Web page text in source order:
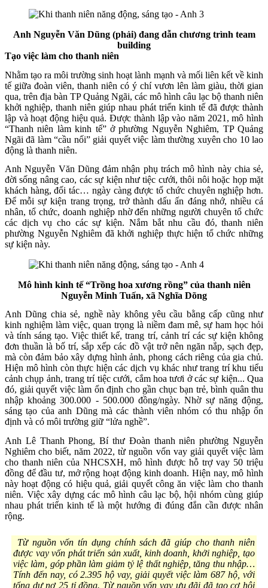
Anh Nguyễn Văn Dũng (phải) đang dẫn chương trình team
building
Tạo việc làm cho thanh niên
Nhằm tạo ra môi trường sinh hoạt lành mạnh và mối liên kết về kinh
tế giữa đoàn viên, thanh niên có ý chí vươn lên làm giàu, thời gian
qua, trên địa bàn TP Quảng Ngãi, các mô hình câu lạc bộ thanh niên
khởi nghiệp, thanh niên giúp nhau phát triển kinh tế đã được thành
lập và hoạt động hiệu quả. Được thành lập vào năm 2021, mô hình
“Thanh niên làm kinh tế” ở phường Nguyễn Nghiêm, TP Quảng
Ngãi đã làm “cầu nối” giải quyết việc làm thường xuyên cho 10 lao
động là thanh niên.
Anh Nguyễn Văn Dũng đảm nhận phụ trách mô hình này chia sẻ,
đời sống nâng cao, các sự kiện như tiệc cưới, thôi nôi hoặc họp mặt
khách hàng, đối tác… ngày càng được tổ chức chuyên nghiệp hơn.
Ðể mỗi sự kiện trang trọng, trở thành dấu ấn đáng nhớ, nhiều cá
nhân, tổ chức, doanh nghiệp nhờ đến những người chuyên tổ chức
các dịch vụ cho các sự kiện. Nắm bắt nhu cầu đó, thanh niên
phường Nguyễn Nghiêm đã khởi nghiệp thực hiện tổ chức những
sự kiện này.
Mô hình kinh tế “Trồng hoa xương rồng” của thanh niên
Nguyễn Minh Tuấn, xã Nghĩa Dõng
Anh Dũng chia sẻ, nghề này không yêu cầu bằng cấp cũng như
kinh nghiệm làm việc, quan trọng là niềm đam mê, sự ham học hỏi
và tính sáng tạo. Việc thiết kế, trang trí, cảnh trí các sự kiện không
đơn thuần là bố trí, sắp xếp các đồ vật trở nên ngăn nắp, sạch đẹp,
mà còn đảm bảo xây dựng hình ảnh, phong cách riêng của gia chủ.
Hiện mô hình còn thực hiện các dịch vụ khác như trang trí khu tiểu
cảnh chụp ảnh, trang trí tiệc cưới, cắm hoa tươi ở các sự kiện... Qua
đó, giải quyết việc làm ổn định cho gần chục bạn trẻ, bình quân thu
nhập khoảng 300.000 - 500.000 đồng/ngày. Nhờ sự năng động,
sáng tạo của anh Dũng mà các thành viên nhóm có thu nhập ổn
định và có môi trường giữ “lửa nghề”.
Anh Lê Thanh Phong, Bí thư Đoàn thanh niên phường Nguyễn
Nghiêm cho biết, năm 2022, từ nguồn vốn vay giải quyết việc làm
cho thanh niên của NHCSXH, mô hình được hỗ trợ vay 50 triệu
đồng để đầu tư, mở rộng hoạt động kinh doanh. Hiện nay, mô hình
này hoạt động có hiệu quả, giải quyết công ăn việc làm cho thanh
niên. Việc xây dựng các mô hình câu lạc bộ, hội nhóm cùng giúp
nhau phát triển kinh tế là một hướng đi đúng đắn cần được nhân
rộng.
Từ nguồn vốn tín dụng chính sách đã giúp cho thanh niên
được vay vốn phát triển sản xuất, kinh doanh, khởi nghiệp, tạo
việc làm, góp phần làm giảm tỷ lệ thất nghiệp, tăng thu nhập…
Tính đến nay, có 2.395 hộ vay, giải quyết việc làm 687 hộ, với
tổng dư nợ 25 tỉ đồng. Từ nguồn vốn vay ưu đãi đã tạo cơ hội